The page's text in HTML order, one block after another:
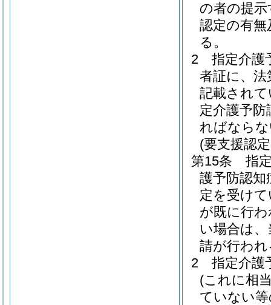
の者の提
認定の有
る。
2
指定介護
者証に、法
記載され
定介護予
ればなら
(要支援認
第15条
指
護予防認知
定を受け
が既に行
い場合は
請が行わ
2
指定介護
(これに相
ていない